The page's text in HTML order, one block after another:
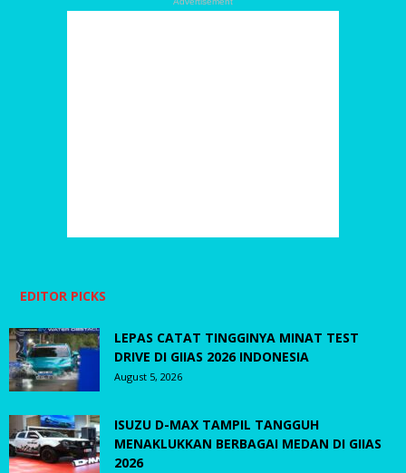
EDITOR PICKS
LEPAS CATAT TINGGINYA MINAT TEST
DRIVE DI GIIAS 2026 INDONESIA
August 5, 2026
ISUZU D-MAX TAMPIL TANGGUH
MENAKLUKKAN BERBAGAI MEDAN DI GIIAS
2026